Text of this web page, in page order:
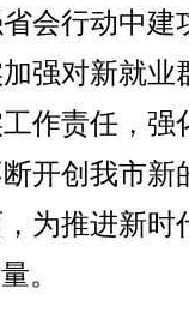
会行动中建
强对新就业
作责任，强
开创我市新
为推进新时
。